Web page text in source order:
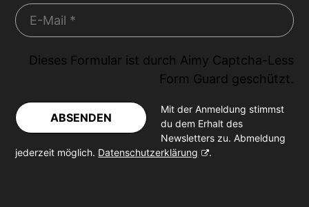
Dieses Formular ist durch Aimy Captcha-Less
Form Guard geschützt.
ABSENDEN
Mit der Anmeldung stimmst
du dem Erhalt des
Newsletters zu. Abmeldung
jederzeit möglich. Datenschutzerklärung .